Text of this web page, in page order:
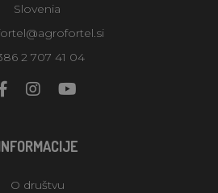
Slovenia
2 707 41 04
O društvu